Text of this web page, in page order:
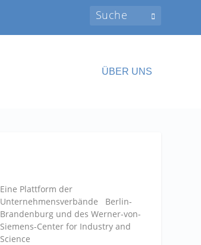
ÜBER UNS
Eine Plattform der
Unternehmensverbände Berlin-
Brandenburg und des Werner-von-
Siemens-Center for Industry and
Science